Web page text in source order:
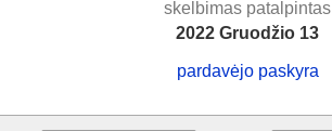
skelbimas patalpintas
2022 Gruodžio 13
pardavėjo paskyra